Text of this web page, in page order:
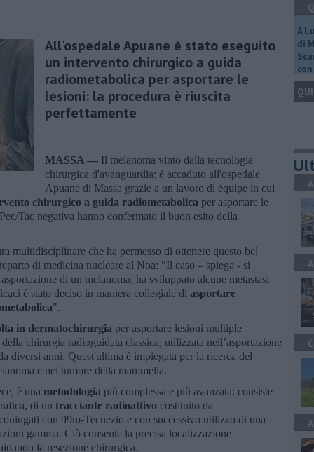
All'ospedale Apuane è stato eseguito
un intervento chirurgico a guida
radiometabolica per asportare le
lesioni: la procedura è riuscita
perfettamente
MASSA — Il melanoma vinto dalla tecnologia
chirurgica d'avanguardia: è accaduto all'ospedale
Apuane di Massa grazie a un lavoro di équipe in cui
chirurgico a guida radiometabolica per asportare le
Tac negativa hanno confermato il buon esito della
multidisciplinare che ha permesso di ottenere questo bel
di medicina nucleare al Noa: "Il caso – spiega - si
di un melanoma, ha sviluppato alcune metastasi
è stato deciso in maniera collegiale di asportare
".
in dermatochirurgia per asportare lesioni multiple
chirurgia radioguidata classica, utilizzata nell’asportazione
diversi anni. Quest'ultima è impiegata per la ricerca del
e nel tumore della mammella.
è una metodologia più complessa e più avanzata: consiste
di un tracciante radioattivo costituito da
con 99m-Tecnezio e con successivo utilizzo di una
gamma. Ciò consente la precisa localizzazione
la resezione chirurgica.
A
di
QUI